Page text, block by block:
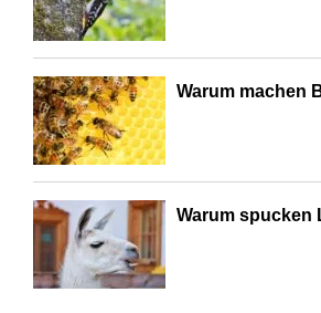
Warum machen
Warum spucken